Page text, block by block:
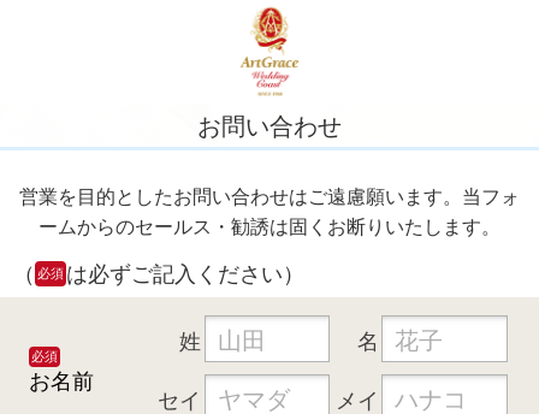
お問い合わせ
営業を目的としたお問い合わせはご遠慮願います。当フォ
ームからのセールス・勧誘は固くお断りいたします。
（ 必須 は必ずご記入ください）
必須
お名前
姓 名
セイ メイ